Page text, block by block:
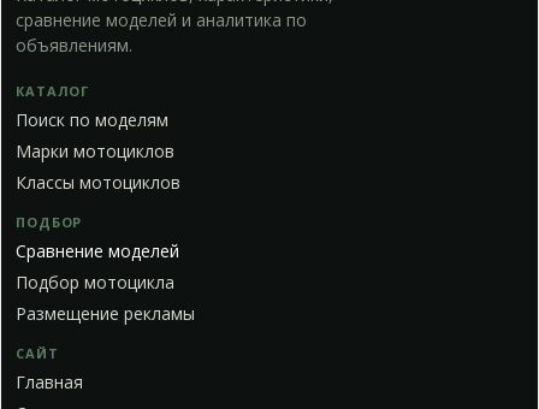
сравнение моделей и аналитика по
объявлениям.
КАТАЛОГ
Поиск по моделям
Марки мотоциклов
Классы мотоциклов
ПОДБОР
Сравнение моделей
Подбор мотоцикла
Размещение рекламы
САЙТ
Главная